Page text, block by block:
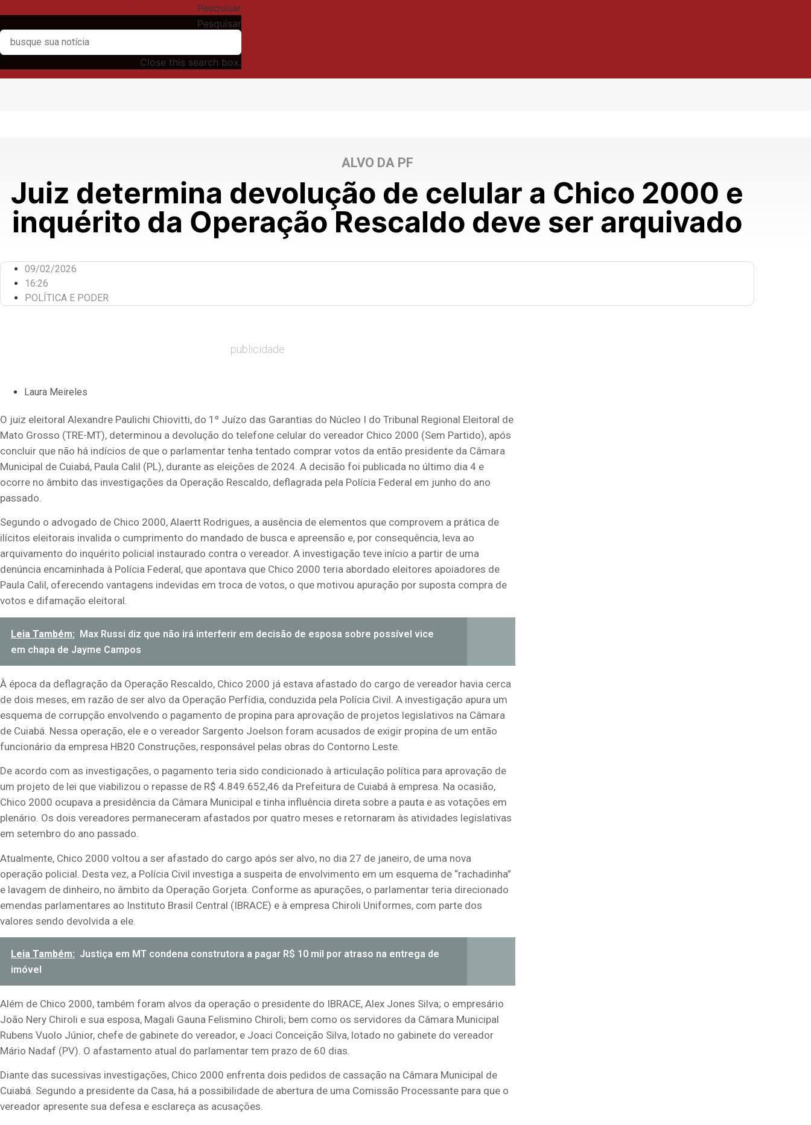
Pesquisar
Pesquisar
Close this search box.
ALVO DA PF
Juiz determina devolução de celular a Chico 2000 e
inquérito da Operação Rescaldo deve ser arquivado
09/02/2026
16:26
POLÍTICA E PODER
publicidade
Laura Meireles
O juiz eleitoral Alexandre Paulichi Chiovitti, do 1º Juízo das Garantias do Núcleo I do Tribunal Regional Eleitoral de
Mato Grosso (TRE-MT), determinou a devolução do telefone celular do vereador Chico 2000 (Sem Partido), após
concluir que não há indícios de que o parlamentar tenha tentado comprar votos da então presidente da Câmara
Municipal de Cuiabá, Paula Calil (PL), durante as eleições de 2024. A decisão foi publicada no último dia 4 e
ocorre no âmbito das investigações da Operação Rescaldo, deflagrada pela Polícia Federal em junho do ano
passado.
Segundo o advogado de Chico 2000, Alaertt Rodrigues, a ausência de elementos que comprovem a prática de
ilícitos eleitorais invalida o cumprimento do mandado de busca e apreensão e, por consequência, leva ao
arquivamento do inquérito policial instaurado contra o vereador. A investigação teve início a partir de uma
denúncia encaminhada à Polícia Federal, que apontava que Chico 2000 teria abordado eleitores apoiadores de
Paula Calil, oferecendo vantagens indevidas em troca de votos, o que motivou apuração por suposta compra de
votos e difamação eleitoral.
Leia Também: Max Russi diz que não irá interferir em decisão de esposa sobre possível vice
em chapa de Jayme Campos
À época da deflagração da Operação Rescaldo, Chico 2000 já estava afastado do cargo de vereador havia cerca
de dois meses, em razão de ser alvo da Operação Perfídia, conduzida pela Polícia Civil. A investigação apura um
esquema de corrupção envolvendo o pagamento de propina para aprovação de projetos legislativos na Câmara
de Cuiabá. Nessa operação, ele e o vereador Sargento Joelson foram acusados de exigir propina de um então
funcionário da empresa HB20 Construções, responsável pelas obras do Contorno Leste.
De acordo com as investigações, o pagamento teria sido condicionado à articulação política para aprovação de
um projeto de lei que viabilizou o repasse de R$ 4.849.652,46 da Prefeitura de Cuiabá à empresa. Na ocasião,
Chico 2000 ocupava a presidência da Câmara Municipal e tinha influência direta sobre a pauta e as votações em
plenário. Os dois vereadores permaneceram afastados por quatro meses e retornaram às atividades legislativas
em setembro do ano passado.
Atualmente, Chico 2000 voltou a ser afastado do cargo após ser alvo, no dia 27 de janeiro, de uma nova
operação policial. Desta vez, a Polícia Civil investiga a suspeita de envolvimento em um esquema de “rachadinha”
e lavagem de dinheiro, no âmbito da Operação Gorjeta. Conforme as apurações, o parlamentar teria direcionado
emendas parlamentares ao Instituto Brasil Central (IBRACE) e à empresa Chiroli Uniformes, com parte dos
valores sendo devolvida a ele.
Leia Também: Justiça em MT condena construtora a pagar R$ 10 mil por atraso na entrega de
imóvel
Além de Chico 2000, também foram alvos da operação o presidente do IBRACE, Alex Jones Silva; o empresário
João Nery Chiroli e sua esposa, Magali Gauna Felismino Chiroli; bem como os servidores da Câmara Municipal
Rubens Vuolo Júnior, chefe de gabinete do vereador, e Joaci Conceição Silva, lotado no gabinete do vereador
Mário Nadaf (PV). O afastamento atual do parlamentar tem prazo de 60 dias.
Diante das sucessivas investigações, Chico 2000 enfrenta dois pedidos de cassação na Câmara Municipal de
Cuiabá. Segundo a presidente da Casa, há a possibilidade de abertura de uma Comissão Processante para que o
vereador apresente sua defesa e esclareça as acusações.